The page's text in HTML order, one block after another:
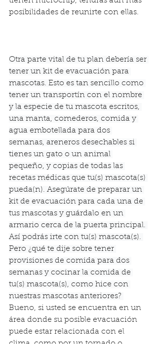
posibilidades de reunirte con ellas.
Otra parte vital de tu plan debería ser
tener un kit de evacuación para
mascotas. Esto es tan sencillo como
tener un transportín con el nombre
y la especie de tu mascota escritos,
una manta, comederos, comida y
agua embotellada para dos
semanas, areneros desechables si
tienes un gato o un animal
pequeño, y copias de todas las
recetas médicas que tu(s) mascota(s)
pueda(n). Asegúrate de preparar un
kit de evacuación para cada una de
tus mascotas y guárdalo en un
armario cerca de la puerta principal.
Así podrás irte con tu(s) mascota(s).
Pero ¿qué te dije sobre tener
provisiones de comida para dos
semanas y cocinar la comida de
tu(s) mascota(s), como hice con
nuestras mascotas anteriores?
Bueno, si usted se encuentra en un
área donde su posible evacuación
puede estar relacionada con el